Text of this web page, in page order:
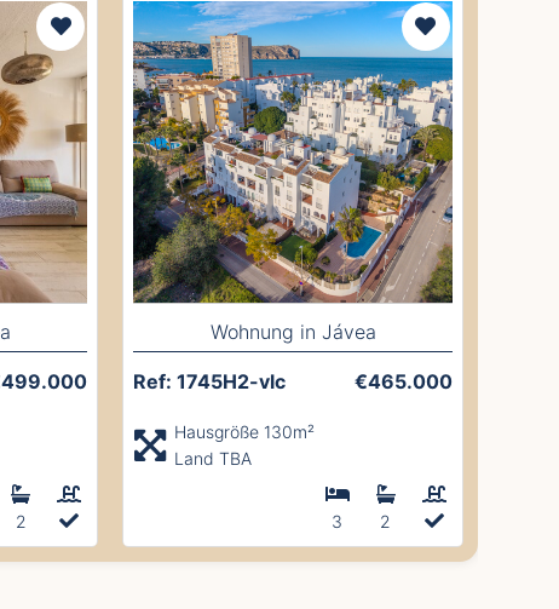
2
Wohnung in Jávea
Ref: 1745H2-vlc €465.000
Hausgröße 130m²
Land TBA
3 2